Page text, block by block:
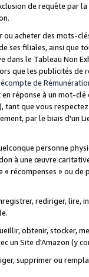
de requête
ou acheter des mots-
ses filiales, ainsi que
le Tableau Non
que les publicités de
de
réponse à un mot-
tant que vous
par le biais d'un
personne
à une œuvre
« récompenses » ou
rediriger,
obtenir, stocker,
un Site d'Amazon (y
supprimer ou